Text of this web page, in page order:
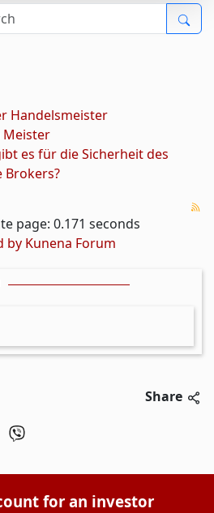
Handelsmeister
Meister
es für die Sicherheit des
Brokers?
page: 0.171 seconds
by Kunena Forum
Share
for an investor